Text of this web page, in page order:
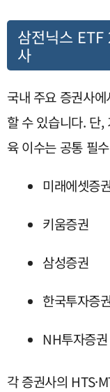
삼전닉스
사
국내 주요 증권사
할 수 있습니다. 단
육 이수는 공통 필
미래에셋증권
키움증권
삼성증권
한국투자증권
NH투자증권
각 증권사의